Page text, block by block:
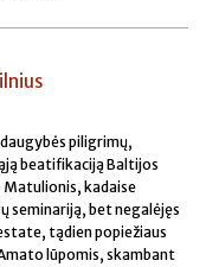
piligrimų,
beatifikaciją Baltijos
Matulionis, kadaise
seminariją, bet negalėjęs
tądien popiežiaus
lūpomis, skambant